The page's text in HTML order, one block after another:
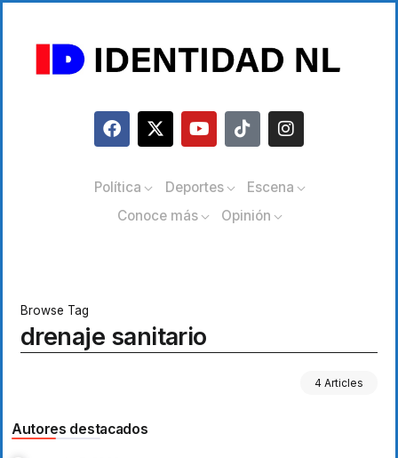
Política Deportes
Escena
Conoce más
Opinión
Browse Tag
drenaje sanitario
4 Articles
Autores destacados